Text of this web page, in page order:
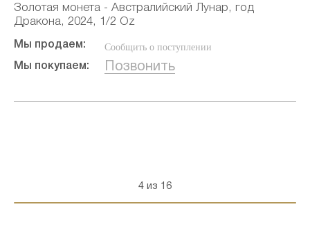
Золотая монета - Австралийский Лунар, год
Дракона, 2024, 1/2 Oz
Мы продаем: Сообщить о поступлении
Мы покупаем: Позвонить
4 из 16